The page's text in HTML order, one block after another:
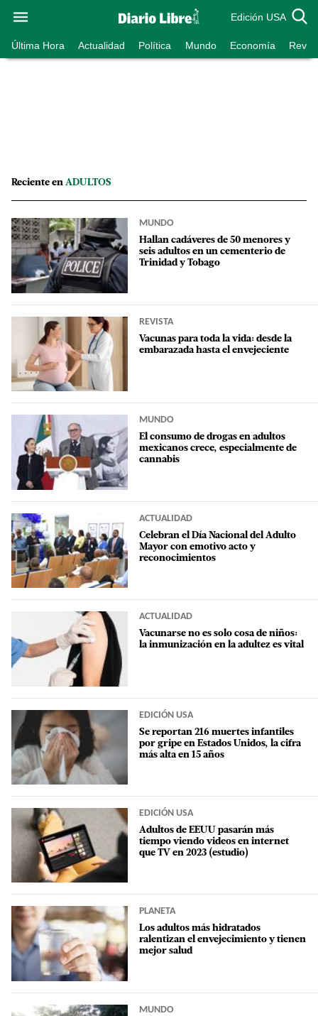
Edición USA
Última Hora Actualidad Política Mundo Economía
Reciente en ADULTOS
MUNDO
Hallan cadáveres de 50 menores y
seis adultos en un cementerio de
Trinidad y Tobago
REVISTA
Vacunas para toda la vida: desde la
embarazada hasta el envejeciente
MUNDO
El consumo de drogas en adultos
mexicanos crece, especialmente de
cannabis
ACTUALIDAD
Celebran el Día Nacional del Adulto
Mayor con emotivo acto y
reconocimientos
ACTUALIDAD
Vacunarse no es solo cosa de niños:
la inmunización en la adultez es vital
EDICIÓN USA
Se reportan 216 muertes infantiles
por gripe en Estados Unidos, la cifra
más alta en 15 años
EDICIÓN USA
Adultos de EEUU pasarán más
tiempo viendo videos en internet
que TV en 2023 (estudio)
PLANETA
Los adultos más hidratados
ralentizan el envejecimiento y tienen
mejor salud
MUNDO